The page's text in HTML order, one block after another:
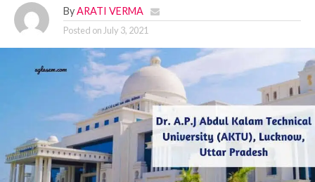
By ARATI VERMA
Posted on July 3, 2021